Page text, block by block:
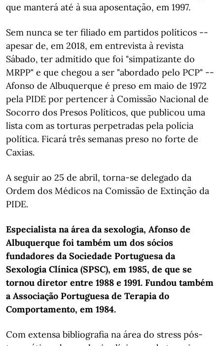
que manterá até à sua aposentação, em 1997.
Sem nunca se ter filiado em partidos políticos --
apesar de, em 2018, em entrevista à revista
Sábado, ter admitido que foi "simpatizante do
MRPP" e que chegou a ser "abordado pelo PCP" --
Afonso de Albuquerque é preso em maio de 1972
pela PIDE por pertencer à Comissão Nacional de
Socorro dos Presos Políticos, que publicou uma
lista com as torturas perpetradas pela polícia
política. Ficará três semanas preso no forte de
Caxias.
A seguir ao 25 de abril, torna-se delegado da
Ordem dos Médicos na Comissão de Extinção da
PIDE.
Especialista na área da sexologia, Afonso de
Albuquerque foi também um dos sócios
fundadores da Sociedade Portuguesa da
Sexologia Clínica (SPSC), em 1985, de que se
tornou diretor entre 1988 e 1991. Fundou também
a Associação Portuguesa de Terapia do
Comportamento, em 1984.
Com extensa bibliografia na área do stress pós-